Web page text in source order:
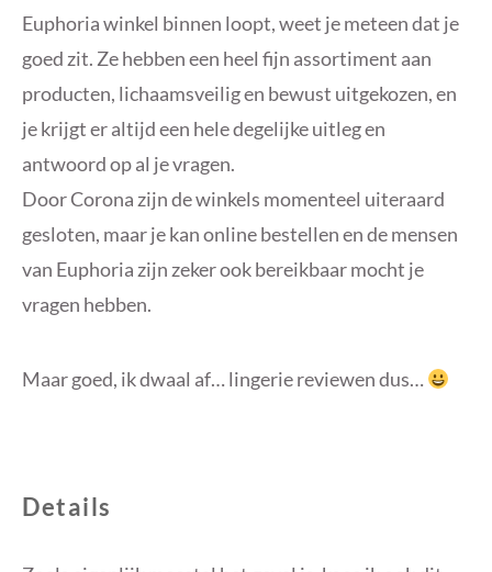
Euphoria winkel binnen loopt, weet je meteen dat je
goed zit. Ze hebben een heel fijn assortiment aan
producten, lichaamsveilig en bewust uitgekozen, en
je krijgt er altijd een hele degelijke uitleg en
antwoord op al je vragen.
Door Corona zijn de winkels momenteel uiteraard
gesloten, maar je kan online bestellen en de mensen
van Euphoria zijn zeker ook bereikbaar mocht je
vragen hebben.
Maar goed, ik dwaal af… lingerie reviewen dus…
Details